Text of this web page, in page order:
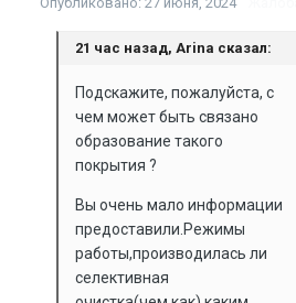
21 час назад, Arina сказал:
Подскажите, пожалуйста, с
чем может быть связано
образование такого
покрытия ?
Вы очень мало информации
предоставили.Режимы
работы,производилась ли
селективная